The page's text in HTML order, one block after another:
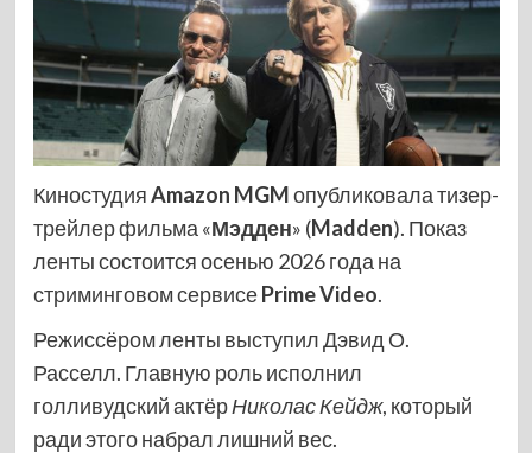
КиностудияAmazon MGMопубликовала тизер-
трейлер фильма «Мэдден» (Madden). Показ
ленты состоится осенью 2026 года на
стриминговом сервисеPrime Video.
Режиссёром ленты выступил Дэвид О.
Расселл. Главную роль исполнил
голливудский актёрНиколас Кейдж, который
ради этого набрал лишний вес.